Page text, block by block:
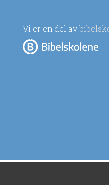
Vi er en del av